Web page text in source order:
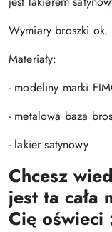
Wymiary broszki
Materiały:
- modeliny marki
- metalowa baza
- lakier satynowy
Chcesz
jest ta cała
Cię oświeci